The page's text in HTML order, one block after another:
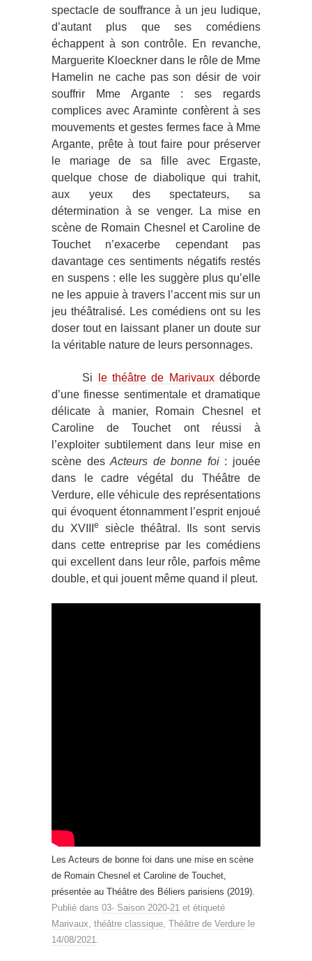
spectacle de souffrance à un jeu ludique,
d’autant plus que ses comédiens
échappent à son contrôle. En revanche,
Marguerite Kloeckner dans le rôle de Mme
Hamelin ne cache pas son désir de voir
souffrir Mme Argante : ses regards
complices avec Araminte confèrent à ses
mouvements et gestes fermes face à Mme
Argante, prête à tout faire pour préserver
le mariage de sa fille avec Ergaste,
quelque chose de diabolique qui trahit,
aux yeux des spectateurs, sa
détermination à se venger. La mise en
scène de Romain Chesnel et Caroline de
Touchet n’exacerbe cependant pas
davantage ces sentiments négatifs restés
en suspens : elle les suggère plus qu’elle
ne les appuie à travers l’accent mis sur un
jeu théâtralisé. Les comédiens ont su les
doser tout en laissant planer un doute sur
la véritable nature de leurs personnages.
Si le théâtre de Marivauxdéborde
d’une finesse sentimentale et dramatique
délicate à manier, Romain Chesnel et
Caroline de Touchet ont réussi à
l’exploiter subtilement dans leur mise en
scène desActeurs de bonne foi : jouée
dans le cadre végétal du Théâtre de
Verdure, elle véhicule des représentations
qui évoquent étonnamment l’esprit enjoué
du XVIII
e
siècle théâtral. Ils sont servis
dans cette entreprise par les comédiens
qui excellent dans leur rôle, parfois même
double, et qui jouent même quand il pleut.
Les Acteurs de bonne foi dans une mise en scène
de Romain Chesnel et Caroline de Touchet,
présentée au Théâtre des Béliers parisiens (2019).
Publié dans 03- Saison 2020-21 et étiqueté
Marivaux théâtre classique Théâtre de Verdure le
14/08/2021